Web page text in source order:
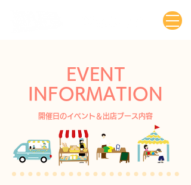
EVENT
INFORMATION
開催日のイベント＆出店ブース内容